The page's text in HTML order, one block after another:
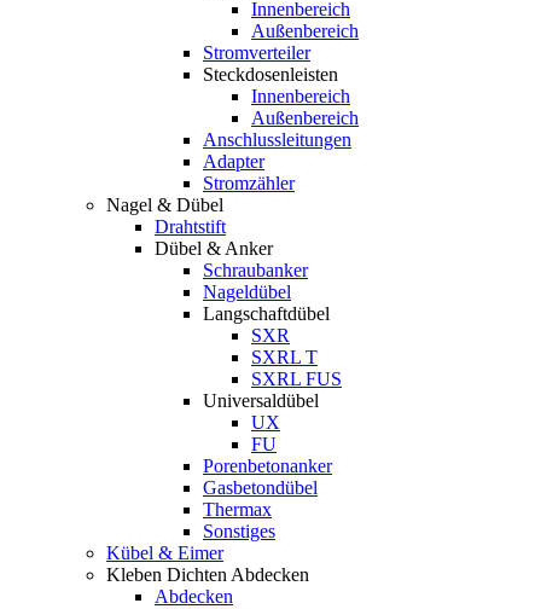
Innenbereich
Außenbereich
Stromverteiler
Steckdosenleisten
Innenbereich
Außenbereich
Anschlussleitungen
Adapter
Stromzähler
Nagel & Dübel
Drahtstift
Dübel & Anker
Schraubanker
Nageldübel
Langschaftdübel
SXR
SXRL T
SXRL FUS
Universaldübel
UX
FU
Porenbetonanker
Gasbetondübel
Thermax
Sonstiges
Kübel & Eimer
Kleben Dichten Abdecken
Abdecken